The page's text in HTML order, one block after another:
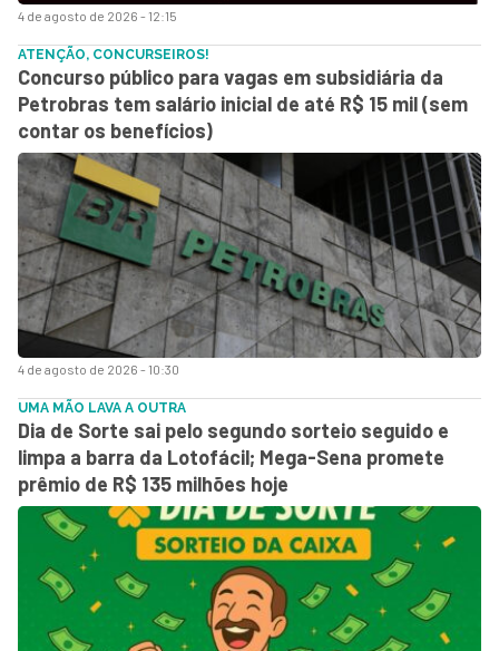
4 de agosto de 2026 - 12:15
4 de agosto de 2026 - 10:30
ATENÇÃO, CONCURSEIROS!
Concurso público para vagas em subsidiária da
Petrobras tem salário inicial de até R$ 15 mil (sem
contar os benefícios)
UMA MÃO LAVA A OUTRA
Dia de Sorte sai pelo segundo sorteio seguido e
limpa a barra da Lotofácil; Mega-Sena promete
prêmio de R$ 135 milhões hoje